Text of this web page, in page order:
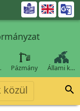

Pázmány Állami k…
közül 